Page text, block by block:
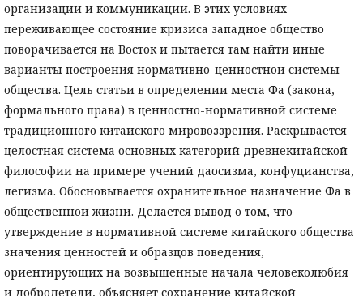
организации и коммуникации. В этих условиях
переживающее состояние кризиса западное общество
поворачивается на Восток и пытается там найти иные
варианты построения нормативно-ценностной системы
общества. Цель статьи в определении места Фа (закона,
формального права) в ценностно-нормативной системе
традиционного китайского мировоззрения. Раскрывается
целостная система основных категорий древнекитайской
философии на примере учений даосизма, конфуцианства,
легизма. Обосновывается охранительное назначение Фа в
общественной жизни. Делается вывод о том, что
утверждение в нормативной системе китайского общества
значения ценностей и образцов поведения,
ориентирующих на возвышенные начала человеколюбия
и добродетели, объясняет сохранение китайской